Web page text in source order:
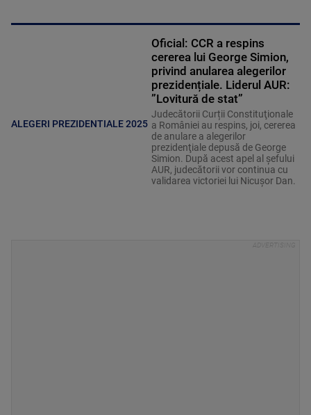
ALEGERI PREZIDENTIALE 2025
Oficial: CCR a respins
cererea lui George Simion,
privind anularea alegerilor
prezidențiale. Liderul AUR:
”Lovitură de stat”
Judecătorii Curții Constituţionale
a României au respins, joi, cererea
de anulare a alegerilor
prezidenţiale depusă de George
Simion. După acest apel al șefului
AUR, judecătorii vor continua cu
validarea victoriei lui Nicușor Dan.